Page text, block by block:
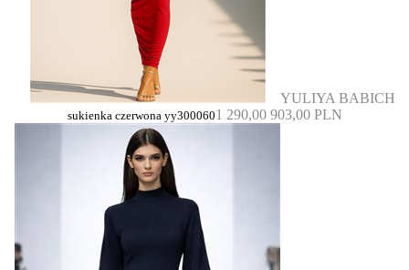
YULIYA BABICH
sukienka czerwona yy3000601 290,00 903,00 PLN